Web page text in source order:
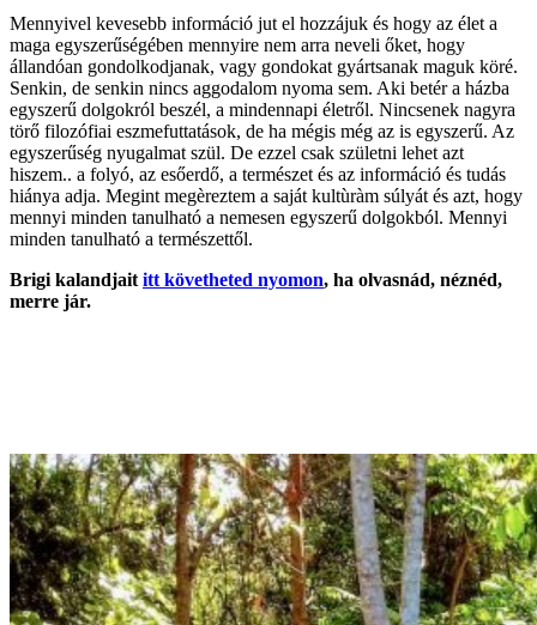
Mennyivel kevesebb információ jut el hozzájuk és hogy az élet a
maga egyszerűségében mennyire nem arra neveli őket, hogy
állandóan gondolkodjanak, vagy gondokat gyártsanak maguk köré.
Senkin, de senkin nincs aggodalom nyoma sem. Aki betér a házba
egyszerű dolgokról beszél, a mindennapi életről. Nincsenek nagyra
törő filozófiai eszmefuttatások, de ha mégis még az is egyszerű. Az
egyszerűség nyugalmat szül. De ezzel csak születni lehet azt
hiszem.. a folyó, az esőerdő, a természet és az információ és tudás
hiánya adja. Megint megèreztem a saját kultùràm súlyát és azt, hogy
mennyi minden tanulható a nemesen egyszerű dolgokból. Mennyi
minden tanulható a természettől.
Brigi kalandjait itt követheted nyomon, ha olvasnád, néznéd,
merre jár.